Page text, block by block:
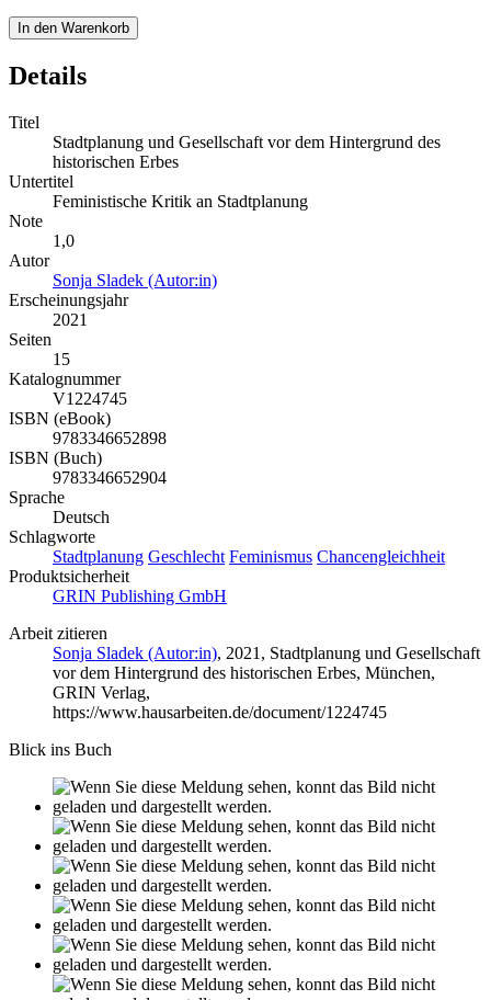
In den Warenkorb
Details
Titel
Stadtplanung und Gesellschaft vor dem Hintergrund des
historischen Erbes
Untertitel
Feministische Kritik an Stadtplanung
Note
1,0
Autor
Sonja Sladek (Autor:in)
Erscheinungsjahr
2021
Seiten
15
Katalognummer
V1224745
ISBN (eBook)
9783346652898
ISBN (Buch)
9783346652904
Sprache
Deutsch
Schlagworte
Stadtplanung Geschlecht Feminismus Chancengleichheit
Produktsicherheit
GRIN Publishing GmbH
Arbeit zitieren
Sonja Sladek (Autor:in), 2021, Stadtplanung und Gesellschaft
vor dem Hintergrund des historischen Erbes, München,
GRIN Verlag,
https://www.hausarbeiten.de/document/1224745
Blick ins Buch
Leseprobe aus 15 Seiten